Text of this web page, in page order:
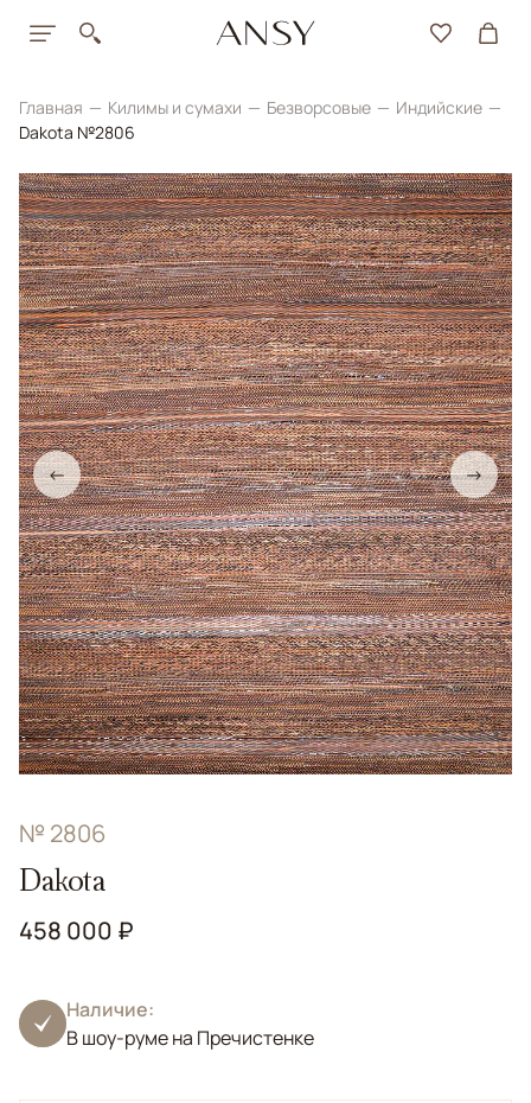
Главная Килимы и сумахи Безворсовые
Индийские
Dakota №2806
← →
№ 2806
Dakota
458 000 ₽
Наличие:
В шоу-руме на Пречистенке